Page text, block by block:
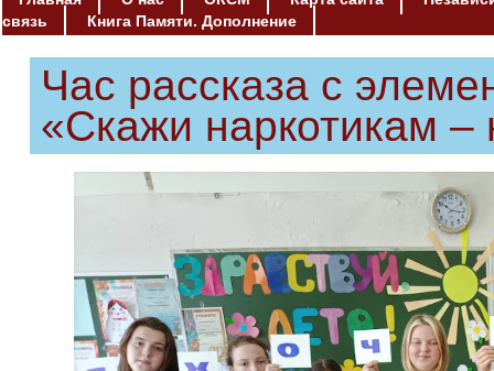
связь
Книга Памяти. Дополнение
Час рассказа с
«Скажи наркотикам –